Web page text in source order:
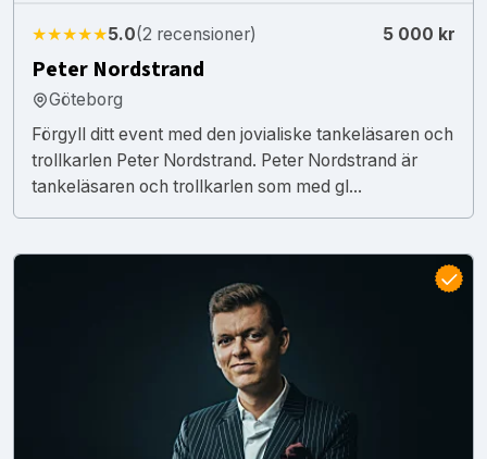
★★★★★5.0(2 recensioner) 5 000 kr
Peter Nordstrand
Göteborg
Förgyll ditt event med den jovialiske tankeläsaren och
trollkarlen Peter Nordstrand. Peter Nordstrand är
tankeläsaren och trollkarlen som med gl...